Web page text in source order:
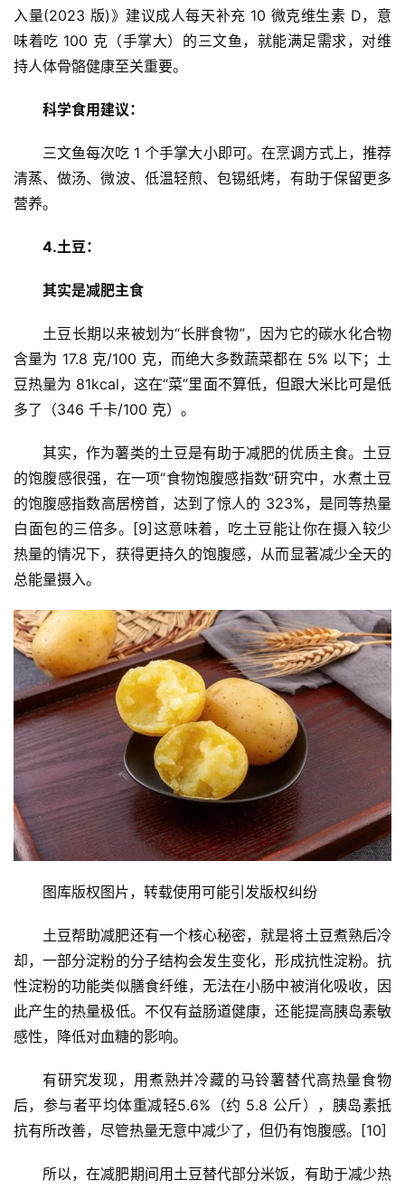
首
文
章
分
类
专
列
表
多
页
面
投稿
入量(2023 版)》建议成人每天补充 10 微克维生素 D，意
味着吃 100 克（手掌大）的三文鱼，就能满足需求，对维
持人体骨骼健康至关重要。
科学食用建议：
三文鱼每次吃 1 个手掌大小即可。在烹调方式上，推荐
清蒸、做汤、微波、低温轻煎、包锡纸烤，有助于保留更多
营养。
4.土豆：
其实是减肥主食
土豆长期以来被划为“长胖食物”，因为它的碳水化合物
含量为 17.8 克/100 克，而绝大多数蔬菜都在 5% 以下；土
豆热量为 81kcal，这在“菜”里面不算低，但跟大米比可是低
多了（346 千卡/100 克）。
其实，作为薯类的土豆是有助于减肥的优质主食。土豆
的饱腹感很强，在一项“食物饱腹感指数”研究中，水煮土豆
的饱腹感指数高居榜首，达到了惊人的 323%，是同等热量
白面包的三倍多。[9]这意味着，吃土豆能让你在摄入较少
热量的情况下，获得更持久的饱腹感，从而显著减少全天的
总能量摄入。
图库版权图片，转载使用可能引发版权纠纷
土豆帮助减肥还有一个核心秘密，就是将土豆煮熟后冷
却，一部分淀粉的分子结构会发生变化，形成抗性淀粉。抗
性淀粉的功能类似膳食纤维，无法在小肠中被消化吸收，因
此产生的热量极低。不仅有益肠道健康，还能提高胰岛素敏
感性，降低对血糖的影响。
有研究发现，用煮熟并冷藏的马铃薯替代高热量食物
后，参与者平均体重减轻5.6%（约 5.8 公斤），胰岛素抵
抗有所改善，尽管热量无意中减少了，但仍有饱腹感。[10]
所以，在减肥期间用土豆替代部分米饭，有助于减少热